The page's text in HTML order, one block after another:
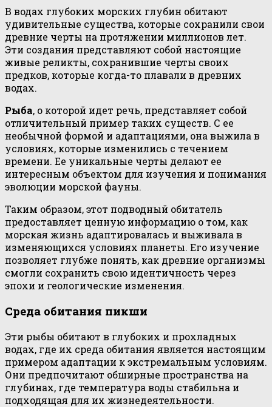
В водах глубоких морских глубин обитают
удивительные существа, которые сохранили свои
древние черты на протяжении миллионов лет.
Эти создания представляют собой настоящие
живые реликты, сохранившие черты своих
предков, которые когда-то плавали в древних
водах.
Рыба, о которой идет речь, представляет собой
отличительный пример таких существ. С ее
необычной формой и адаптациями, она выжила в
условиях, которые изменились с течением
времени. Ее уникальные черты делают ее
интересным объектом для изучения и понимания
эволюции морской фауны.
Таким образом, этот подводный обитатель
предоставляет ценную информацию о том, как
морская жизнь адаптировалась и выживала в
изменяющихся условиях планеты. Его изучение
позволяет глубже понять, как древние организмы
смогли сохранить свою идентичность через
эпохи и геологические изменения.
Среда обитания пикши
Эти рыбы обитают в глубоких и прохладных
водах, где их среда обитания является настоящим
примером адаптации к экстремальным условиям.
Они предпочитают обширные пространства на
глубинах, где температура воды стабильна и
подходящая для их жизнедеятельности.